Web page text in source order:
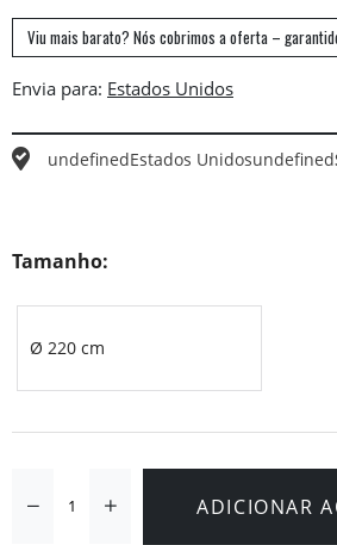
Viu mais barato? Nós cobrimos a oferta –
Envia para:
undefinedEstados Unidosundefined
Tamanho:
Ø 220 cm
ADICIONAR